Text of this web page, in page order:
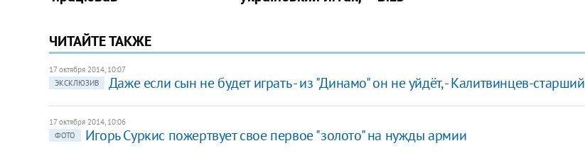
ЧИТАЙТЕ ТАКЖЕ
17 октября 2014, 10:07
ЭКСКЛЮЗИВ
Даже если сын не будет играть - из "Динамо" он не уйдёт, - Калитвинцев-старший
17 октября 2014, 10:06
ФОТО
Игорь Суркис пожертвует свое первое "золото" на нужды армии